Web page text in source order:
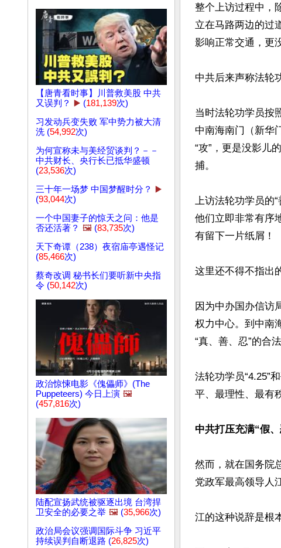
【唐青看时事】川普救美股 中共
又误判？
▶️ (181,139次)
习发动兵变失败 军中势力被大清
洗 (54,992次)
为何宣称未与美经贸谈判？－－
中共财长、央行长已抵华盛顿
(23,536次)
三十年一场梦 中国梦醒时分？
▶️
(93,044次)
一个中国妻子的惊天之问：他是
否还活著？ 🖼️ (83,735次)
天下奇谭（238）夜宿庙亭遇怪记
(85,466次)
蔡奇改调 秘书长们要听新中央指
令 (50,142次)
政治惊悚电影《傀儡师》(The
Puppeteers) 今日上演 🖼️
(457,816次)
陆配宣扬武统被驱逐出境 台湾捍
卫安全的必要之举 🖼️ (35,966次)
政治局会议强调国际斗争 习近平
持续误判自断退路 (26,825次)
整个上访过程中，
立在马路两边的过
影响正常交通，更
中共后来声称法轮
当时法轮功学员按
中南海南门（新华
“攻”，更是没影儿
捕。
上访法轮功学员的
他们立即非常有序
有留下一片纸屑！
这里还不得不指出
因为中办国办信访
权力中心。到中南
“真、善、忍”的合
法轮功学员“4.25”
平、最理性、最有
中共打压充满“假
然而，就在国务院
党政军最高领导人
江的这种说辞是根